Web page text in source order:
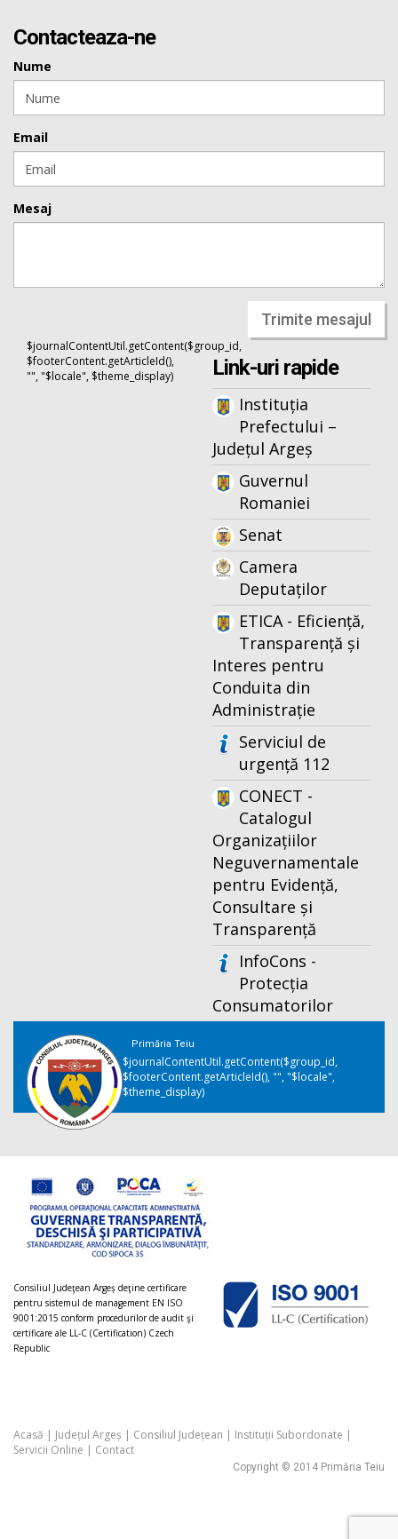
Contacteaza-ne
Nume
Email
Mesaj
Trimite mesajul
$journalContentUtil.getContent($group_id,
$footerContent.getArticleId(),
"", "$locale", $theme_display)
Link-uri rapide
Instituția
Prefectului –
Județul Argeș
Guvernul
Romaniei
Senat
Camera
Deputaților
ETICA - Eficiență,
Transparență și
Interes pentru
Conduita din
Administrație
Serviciul de
urgență 112
CONECT -
Catalogul
Organizațiilor
Neguvernamentale
pentru Evidență,
Consultare și
Transparență
InfoCons -
Protecția
Consumatorilor
Primăria Teiu
$journalContentUtil.getContent($group_id,
$footerContent.getArticleId(), "", "$locale",
$theme_display)
Consiliul Judeţean Argeș deţine certificare
pentru sistemul de management EN ISO
9001:2015 conform procedurilor de audit şi
certificare ale LL-C (Certification) Czech
Republic
Acasă | Județul Argeș | Consiliul Județean | Instituții Subordonate |
Servicii Online | Contact
Copyright © 2014 Primăria Teiu